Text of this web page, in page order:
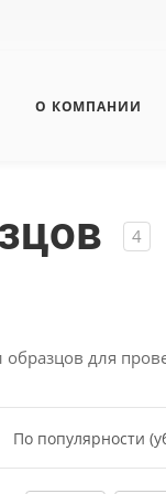
О КОМПАНИИ
4
для
По популярности